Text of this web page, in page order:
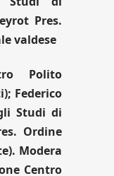
Pres.
valdese
Polito
Federico
Studi di
Ordine
Modera
Centro